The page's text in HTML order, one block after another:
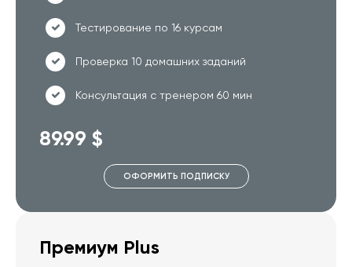
Тестирование по 16 курсам
Проверка 10 домашних заданий
Консультация с тренером 60 мин
89.99 $
ОФОРМИТЬ ПОДПИСКУ
Премиум Plus